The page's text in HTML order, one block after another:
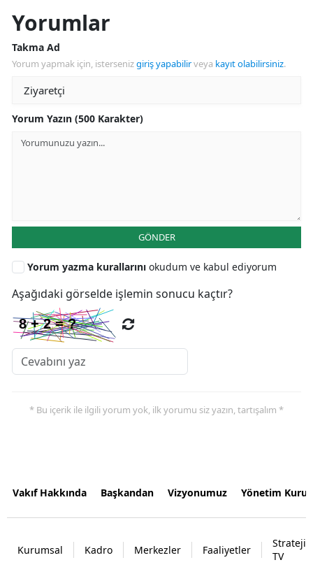
Yorumlar
Takma Ad
Yorum yapmak için, istersenizgiriş yapabilirveya kayıt olabilirsiniz.
Yorum Yazın (500 Karakter)
GÖNDER
Yorum yazma kurallarını okudum ve kabul ediyorum
Aşağıdaki görselde işlemin sonucu kaçtır?
* Bu içerik ile ilgili yorum yok, ilk yorumu siz yazın, tartışalım *
Vakıf Hakkında Başkandan Vizyonumuz Yönetim
Kurumsal Kadro Merkezler Faaliyetler
Strateji
TV